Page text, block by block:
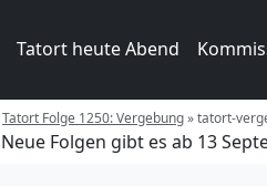
Tatort heute Abend
Tatort Folge 1250: Vergebung»tatort-
Neue Folgen gibt es ab 13